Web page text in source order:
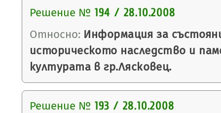
Решение № 194 / 28.10.2008
Относно: Информация за
историческото наследство и
културата в гр.Лясковец.
Решение № 193 / 28.10.2008